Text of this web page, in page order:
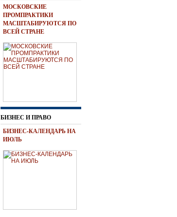
МОСКОВСКИЕ
ПРОМПРАКТИКИ
МАСШТАБИРУЮТСЯ ПО
ВСЕЙ СТРАНЕ
БИЗНЕС И ПРАВО
БИЗНЕС-КАЛЕНДАРЬ НА
ИЮЛЬ